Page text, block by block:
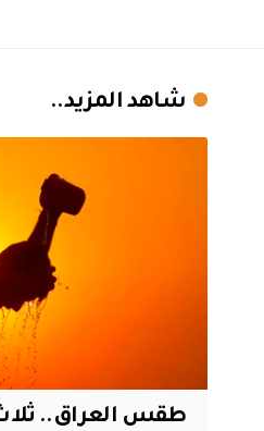
شاهد المزيد..
طقس العراق..